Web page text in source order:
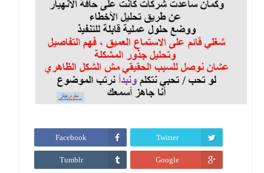
Twitter
Facebook
Google
Tumblr